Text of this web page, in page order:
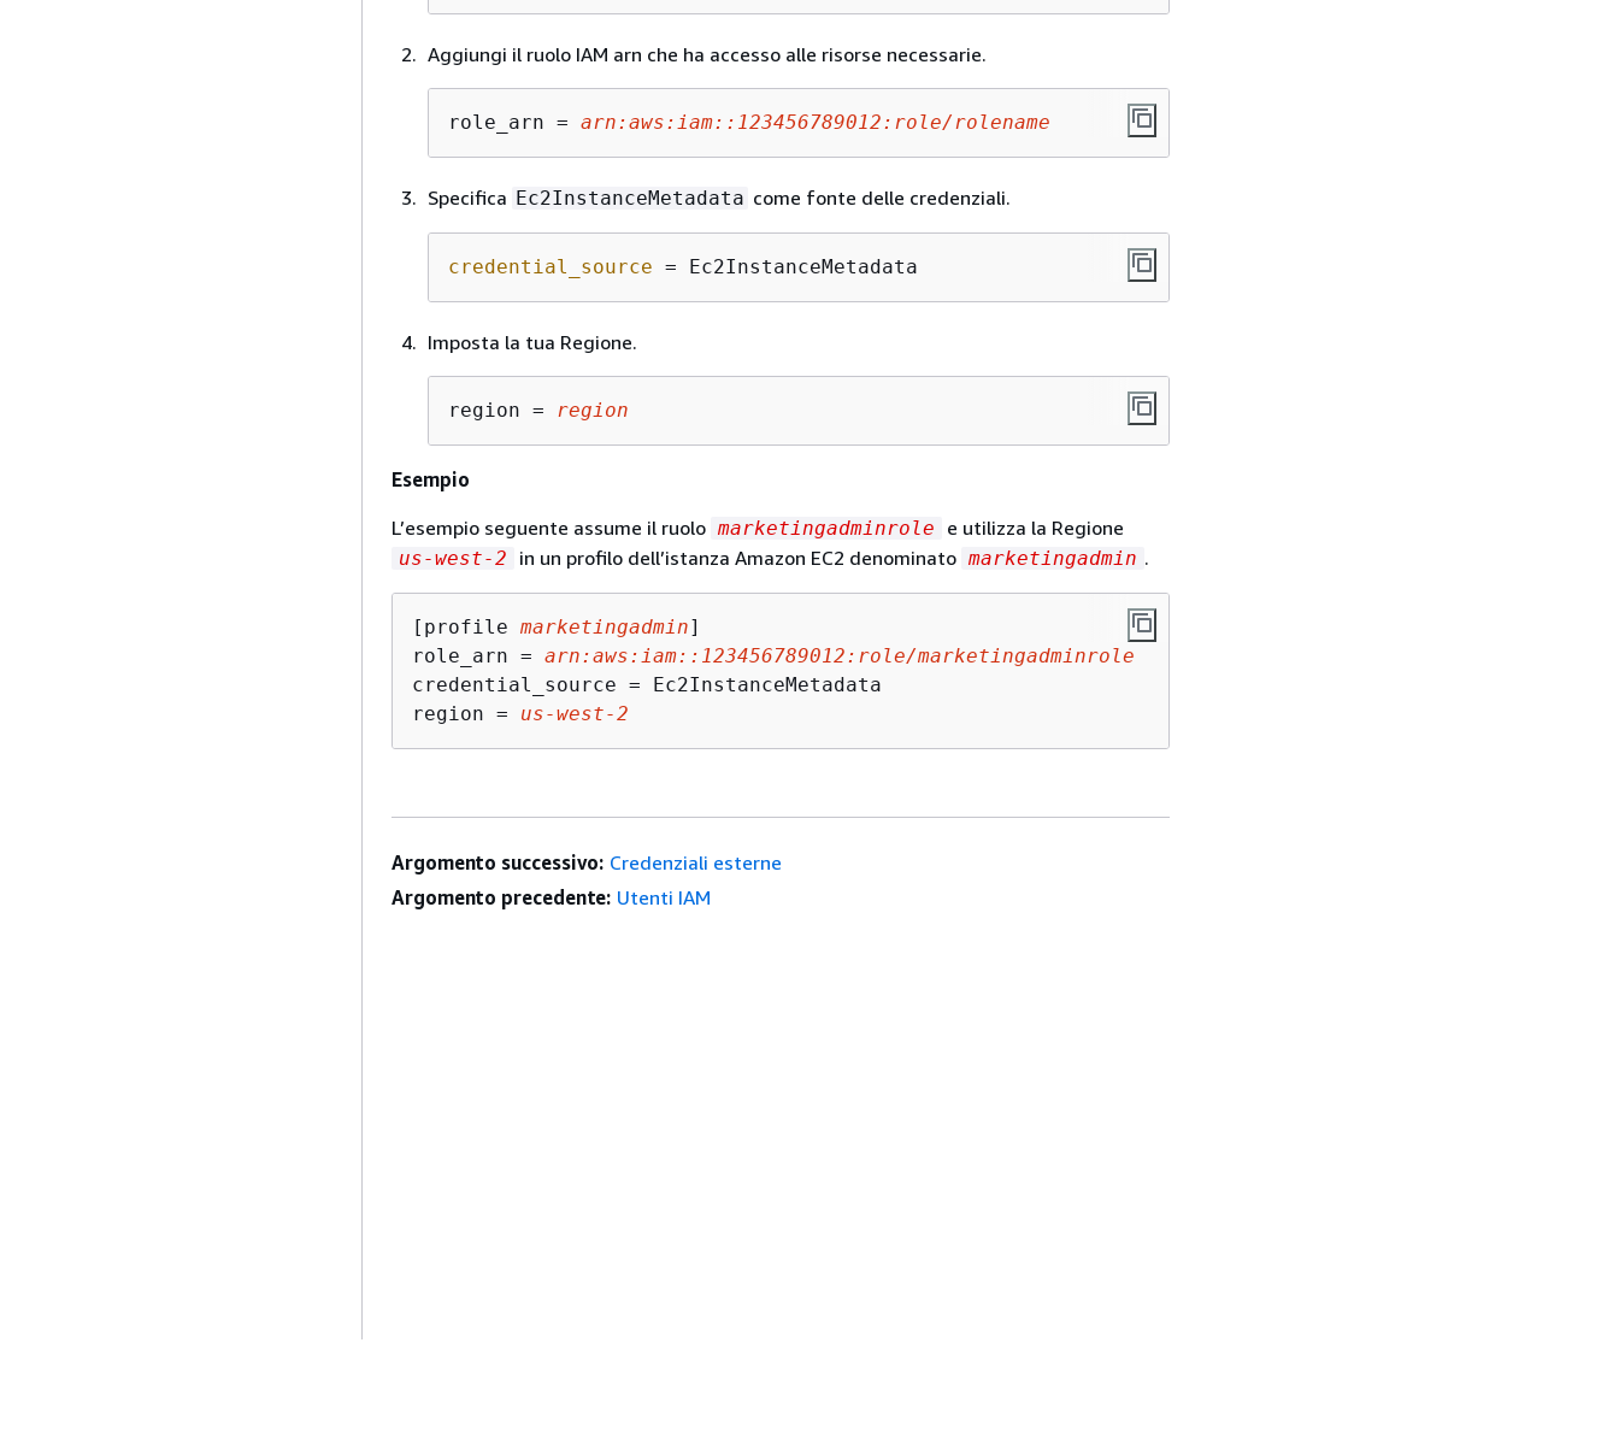
Aggiungi il ruolo IAM arn che ha accesso alle risorse necessarie.
role_arn = arn:aws:iam::123456789012:role/rolename
Specifica Ec2InstanceMetadata come fonte delle credenziali.
credential_source = Ec2InstanceMetadata
Imposta la tua Regione.
region = region
Esempio
L’esempio seguente assume il ruolo marketingadminrole e utilizza la Regione
us-west-2 in un profilo dell’istanza Amazon EC2 denominato marketingadmin .
[profile marketingadmin]
role_arn = arn:aws:iam::123456789012:role/marketingadminrole
credential_source = Ec2InstanceMetadata
region = us-west-2
Argomento successivo: Credenziali esterne
Argomento precedente: Utenti IAM